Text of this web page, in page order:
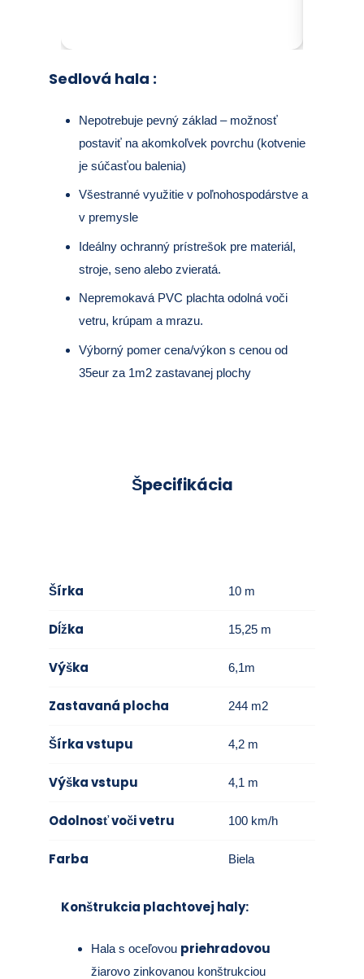
Sedlová hala :
Nepotrebuje pevný základ – možnosť
postaviť na akomkoľvek povrchu (kotvenie
je súčasťou balenia)
Všestranné využitie v poľnohospodárstve a
v premysle
Ideálny ochranný prístrešok pre materiál,
stroje, seno alebo zvieratá.
Nepremokavá PVC plachta odolná voči
vetru, krúpam a mrazu.
Výborný pomer cena/výkon s cenou od
35eur za 1m2 zastavanej plochy
Špecifikácia
Šírka 10 m
Dĺžka 15,25 m
Výška 6,1m
Zastavaná plocha 244 m2
Šírka vstupu 4,2 m
Výška vstupu 4,1 m
Odolnosť voči vetru 100 km/h
Farba Biela
Konštrukcia plachtovej haly:
Hala s oceľovou priehradovou
žiarovo zinkovanou konštrukciou